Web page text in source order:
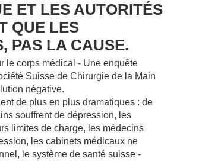
ET LES AUTORITÉS
QUE LES
PAS LA CAUSE.
le corps médical - Une enquête
Suisse de Chirurgie de la Main
négative.
de plus en plus dramatiques : de
souffrent de dépression, les
limites de charge, les médecins
les cabinets médicaux ne
le système de santé suisse -